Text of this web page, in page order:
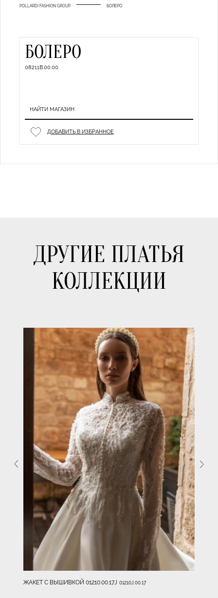
POLLARDI FASHION GROUP БОЛЕРО
БОЛЕРО
08211B.00.00
НАЙТИ МАГАЗИН
ДОБАВИТЬ В ИЗБРАННОЕ
ДРУГИЕ ПЛАТЬЯ
КОЛЛЕКЦИИ
ЖАКЕТ С ВЫШИВКОЙ 01210.00.17J 01210J.00.17